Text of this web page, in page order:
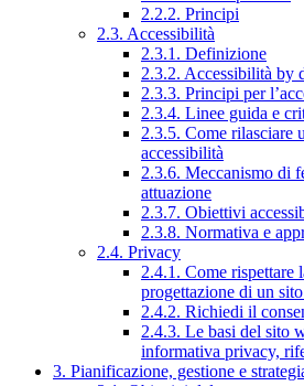
2.2.2. Principi
2.3. Accessibilità
2.3.1. Definizione
2.3.2. Accessibilità by
2.3.3. Principi per
2.3.4. Linee guida e
2.3.5. Come rilasciare
accessibilità
2.3.6. Meccanismo di
attuazione
2.3.7. Obiettivi
2.3.8. Normativa e
2.4. Privacy
2.4.1. Come rispettare
progettazione di un
2.4.2. Richiedi il
2.4.3. Le basi del sito
informativa privacy,
3. Pianificazione, gestione e